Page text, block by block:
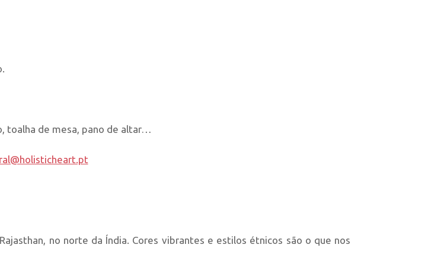
toalha de mesa, pano de altar…
no norte da Índia. Cores vibrantes e estilos étnicos são o que nos